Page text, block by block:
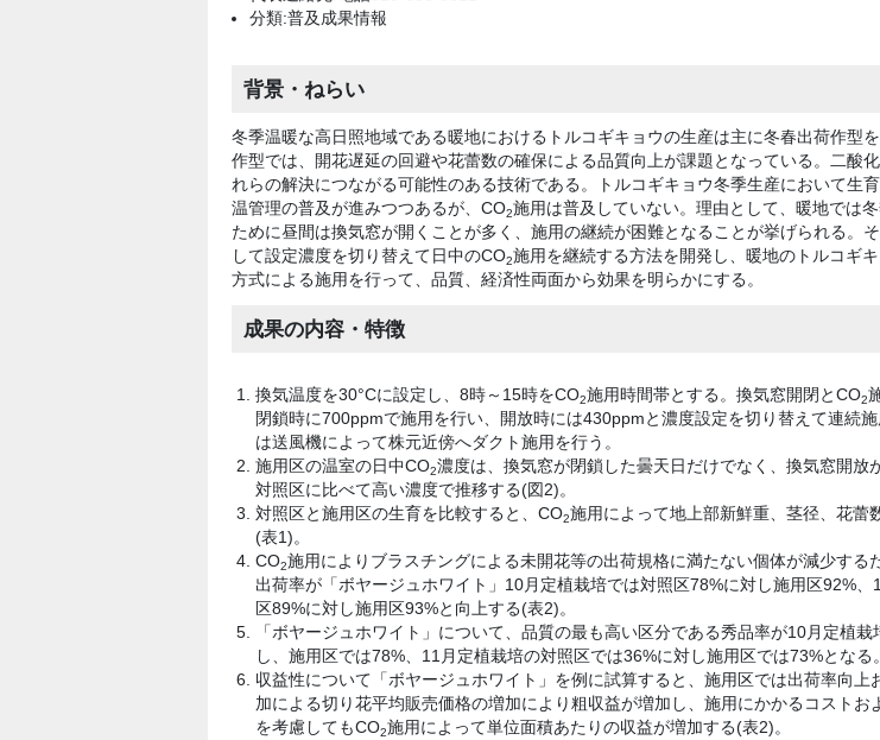
分類:普及成果情報
背景・ねらい
冬季温暖な高日照地域である暖地におけるトルコギキョウの生産は主に冬春出荷作型
作型では、開花遅延の回避や花蕾数の確保による品質向上が課題となっている。二酸
れらの解決につながる可能性のある技術である。トルコギキョウ冬季生産において生
温管理の普及が進みつつあるが、CO2施用は普及していない。理由として、暖地では
ために昼間は換気窓が開くことが多く、施用の継続が困難となることが挙げられる。
して設定濃度を切り替えて日中のCO2施用を継続する方法を開発し、暖地のトルコギ
方式による施用を行って、品質、経済性両面から効果を明らかにする。
成果の内容・特徴
換気温度を30°Cに設定し、8時～15時をCO2施用時間帯とする。換気窓開閉とCO2
閉鎖時に700ppmで施用を行い、開放時には430ppmと濃度設定を切り替えて連続
は送風機によって株元近傍へダクト施用を行う。
施用区の温室の日中CO2濃度は、換気窓が閉鎖した曇天日だけでなく、換気窓開放
対照区に比べて高い濃度で推移する(図2)。
対照区と施用区の生育を比較すると、CO2施用によって地上部新鮮重、茎径、花蕾
(表1)。
CO2施用によりブラスチングによる未開花等の出荷規格に満たない個体が減少する
出荷率が「ボヤージュホワイト」10月定植栽培では対照区78%に対し施用区92%、
区89%に対し施用区93%と向上する(表2)。
「ボヤージュホワイト」について、品質の最も高い区分である秀品率が10月定植
し、施用区では78%、11月定植栽培の対照区では36%に対し施用区では73%となる。
収益性について「ボヤージュホワイト」を例に試算すると、施用区では出荷率向上
加による切り花平均販売価格の増加により粗収益が増加し、施用にかかるコストお
を考慮してもCO2施用によって単位面積あたりの収益が増加する(表2)。